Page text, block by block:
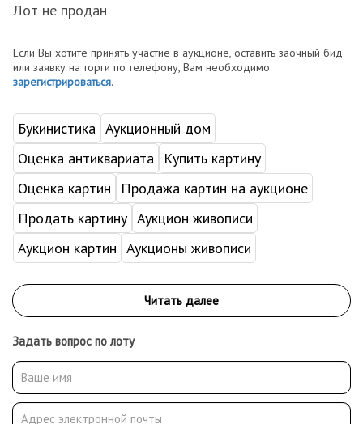
Лот не продан
Если Вы хотите принять участие в аукционе, оставить заочный бид
или заявку на торги по телефону, Вам необходимо
зарегистрироваться.
Букинистика Аукционный дом
Оценка антиквариата
Купить картину
Оценка картин
Продажа картин на аукционе
Продать картину Аукцион живописи
Аукцион картин Аукционы живописи
Задать вопрос по лоту